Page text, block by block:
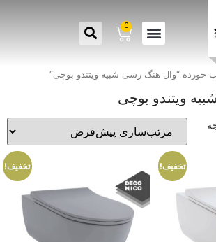
0
“وال هنگ رسی شبیه ویتندو بوچی”
ویتندو بوچی
تخفیف! تخفیف!